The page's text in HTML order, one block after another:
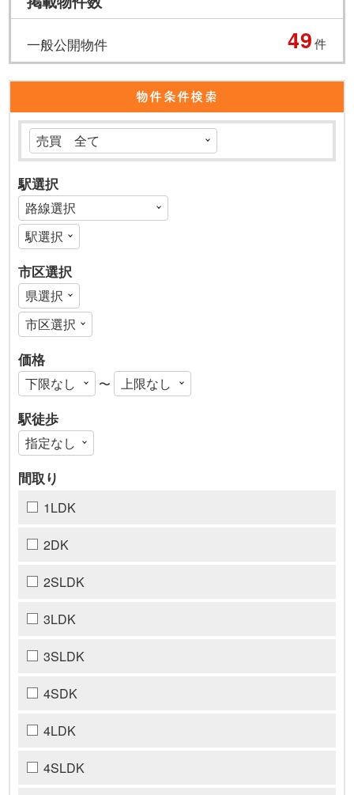
一般公開物件 49件
物件条件検索
駅選択
市区選択
価格
〜
駅徒歩
間取り
1LDK
2DK
2SLDK
3LDK
3SLDK
4SDK
4LDK
4SLDK